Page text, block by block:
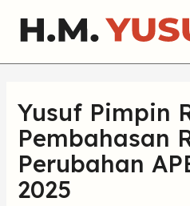
Yusuf Pimpin
Pembahasan
Perubahan
2025